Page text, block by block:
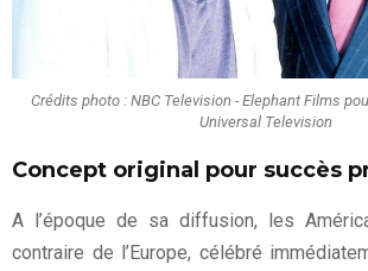
Crédits photo : NBC Television - Elephant Films
Universal Television
Concept original pour succès
A l’époque de sa diffusion, les
contraire de l’Europe, célébré